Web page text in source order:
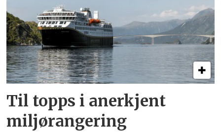
Til topps i anerkjent
miljørangering